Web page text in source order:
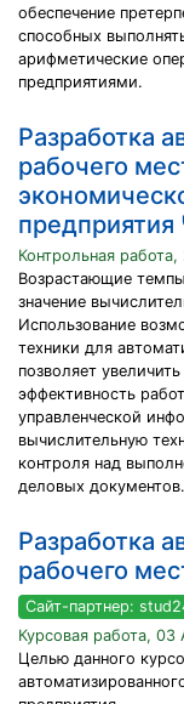
обеспечение
способных
арифметические
предприятиями.
Разработка
рабочего
Контрольная
Возрастающие
значение
Использование
техники для
позволяет
эффективность
управленческой
вычислительную
контроля над
деловых документов.
Разработка
рабочего
Сайт-партнер:
Курсовая работа, 03
Целью данного